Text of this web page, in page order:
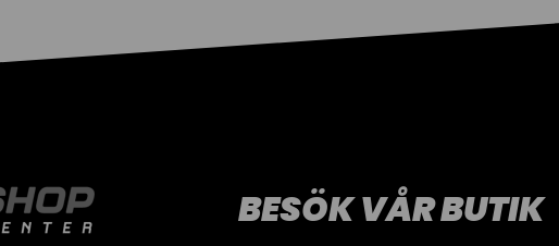
BESÖK VÅR BUTIK